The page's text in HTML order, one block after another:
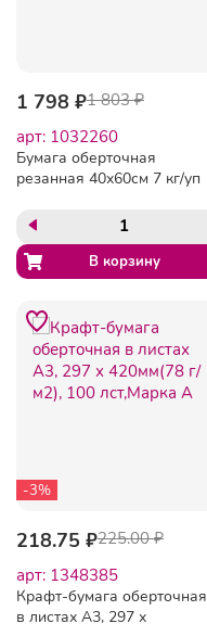
1 798 ₽1 803 ₽
арт: 1032260
Бумага оберточная
резанная 40х60см 7 кг/уп
-3%
218.75 ₽225.00 ₽
арт: 1348385
Крафт-бумага оберточная
в листах А3, 297 х